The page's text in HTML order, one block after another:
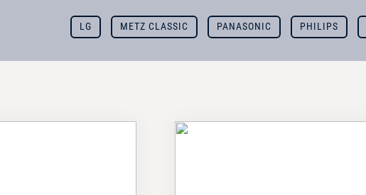
LG METZ CLASSIC PANASONIC PHILIPS